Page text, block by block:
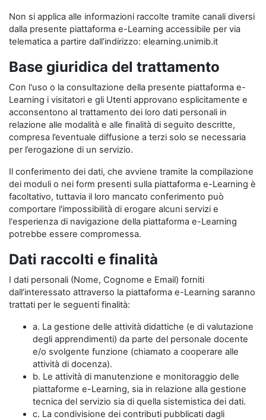
Non si applica alle informazioni raccolte tramite canali diversi
dalla presente piattaforma e-Learning accessibile per via
telematica a partire dall’indirizzo: elearning.unimib.it
Base giuridica del trattamento
Con l'uso o la consultazione della presente piattaforma e-
Learning i visitatori e gli Utenti approvano esplicitamente e
acconsentono al trattamento dei loro dati personali in
relazione alle modalità e alle finalità di seguito descritte,
compresa l’eventuale diffusione a terzi solo se necessaria
per l’erogazione di un servizio.
Il conferimento dei dati, che avviene tramite la compilazione
dei moduli o nei form presenti sulla piattaforma e-Learning è
facoltativo, tuttavia il loro mancato conferimento può
comportare l'impossibilità di erogare alcuni servizi e
l'esperienza di navigazione della piattaforma e-Learning
potrebbe essere compromessa.
Dati raccolti e finalità
I dati personali (Nome, Cognome e Email) forniti
dall’interessato attraverso la piattaforma e-Learning saranno
trattati per le seguenti finalità:
a. La gestione delle attività didattiche (e di valutazione
degli apprendimenti) da parte del personale docente
e/o svolgente funzione (chiamato a cooperare alle
attività di docenza).
b. Le attività di manutenzione e monitoraggio delle
piattaforme e-Learning, sia in relazione alla gestione
tecnica del servizio sia di quella sistemistica dei dati.
c. La condivisione dei contributi pubblicati dagli